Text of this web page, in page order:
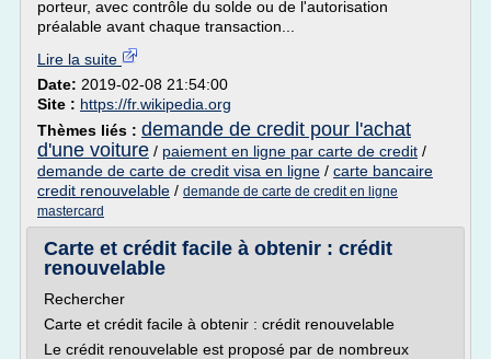
porteur, avec contrôle du solde ou de l'autorisation
préalable avant chaque transaction...
Lire la suite
Date: 2019-02-08 21:54:00
Site : https://fr.wikipedia.org
Thèmes liés : demande de credit pour l'achat
d'une voiture / paiement en ligne par carte de credit /
demande de carte de credit visa en ligne / carte bancaire
credit renouvelable / demande de carte de credit en ligne
mastercard
Carte et crédit facile à obtenir : crédit
renouvelable
Rechercher
Carte et crédit facile à obtenir : crédit renouvelable
Le crédit renouvelable est proposé par de nombreux